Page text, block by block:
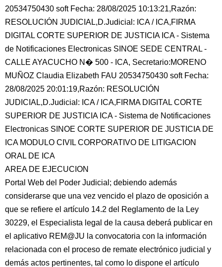
20534750430 soft Fecha: 28/08/2025 10:13:21,Razón:
RESOLUCIÓN JUDICIAL,D.Judicial: ICA / ICA,FIRMA
DIGITAL CORTE SUPERIOR DE JUSTICIA ICA - Sistema
de Notificaciones Electronicas SINOE SEDE CENTRAL -
CALLE AYACUCHO N� 500 - ICA, Secretario:MORENO
MUÑOZ Claudia Elizabeth FAU 20534750430 soft Fecha:
28/08/2025 20:01:19,Razón: RESOLUCIÓN
JUDICIAL,D.Judicial: ICA / ICA,FIRMA DIGITAL CORTE
SUPERIOR DE JUSTICIA ICA - Sistema de Notificaciones
Electronicas SINOE CORTE SUPERIOR DE JUSTICIA DE
ICA MODULO CIVIL CORPORATIVO DE LITIGACION
ORAL DE ICA
AREA DE EJECUCION
Portal Web del Poder Judicial; debiendo además
considerarse que una vez vencido el plazo de oposición a
que se refiere el artículo 14.2 del Reglamento de la Ley
30229, el Especialista legal de la causa deberá publicar en
el aplicativo REM@JU la convocatoria con la información
relacionada con el proceso de remate electrónico judicial y
demás actos pertinentes, tal como lo dispone el artículo